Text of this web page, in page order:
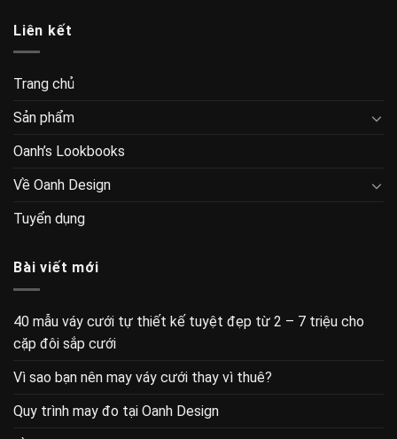
Liên kết
Trang chủ
Sản phẩm
Oanh’s Lookbooks
Về Oanh Design
Tuyển dụng
Bài viết mới
40 mẫu váy cưới tự thiết kế tuyệt đẹp từ 2 – 7 triệu cho
cặp đôi sắp cưới
Vì sao bạn nên may váy cưới thay vì thuê?
Quy trình may đo tại Oanh Design